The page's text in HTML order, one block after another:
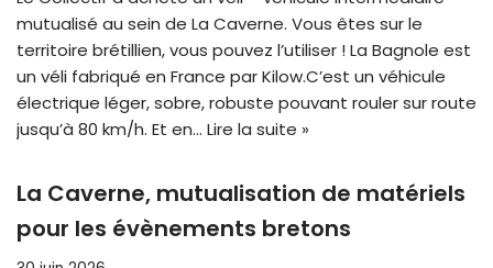
mutualisé au sein de La Caverne. Vous êtes sur le
territoire brétillien, vous pouvez l’utiliser ! La Bagnole est
un véli fabriqué en France par Kilow.C’est un véhicule
électrique léger, sobre, robuste pouvant rouler sur route
jusqu’à 80 km/h. Et en… Lire la suite »
La Caverne, mutualisation de matériels
pour les évènements bretons